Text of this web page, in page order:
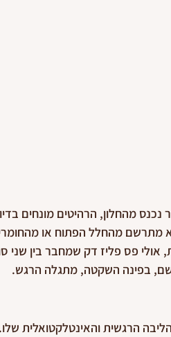
מהחלון, הרהיטים מונחים
מתרשם מהחלל הפתוח או
אולי פס פליז דק שמחבר בין שני
שם, בפינה השקטה, מתגלה הרגש.
הרגשית והאינטלקטואלית